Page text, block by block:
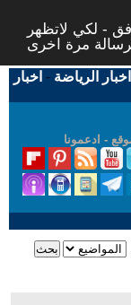
- لكي لاتظهر
اخبار الرياضة - اخبار
- ادعمونا